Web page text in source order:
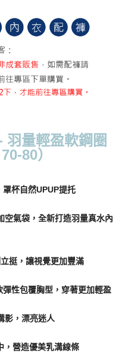
查看運費
羽量輕盈軟鋼圈
80）
杯自然UPUP提托
空氣袋，全新打造羽量真水內
挺，讓視覺更加豐滿
性包覆胸型，穿著更加輕盈
影，漂亮迷人
，營造優美乳溝線條